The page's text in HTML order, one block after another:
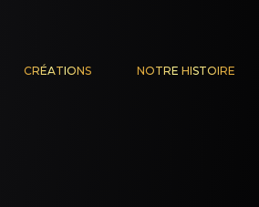
CRÉATIONS NOTRE HISTOIRE